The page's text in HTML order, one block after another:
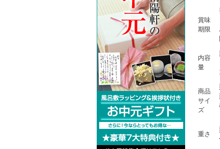
賞味
期限
内容
量
商品
サイ
ズ
重さ